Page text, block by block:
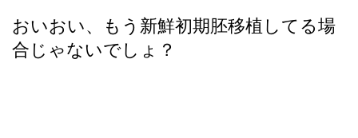
おいおい、もう新鮮初期胚移植してる場
合じゃないでしょ？